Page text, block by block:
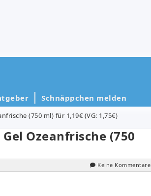
Schnäppchen melden
(750 ml) für 1,19€ (VG: 1,75€)
Ozeanfrische (750
Keine Kommentare